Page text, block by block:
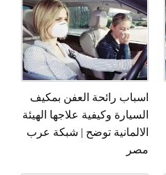
اسباب رائحة العفن بمكيف
السيارة وكيفية علاجها الهيئة
الالمانية توضح | شبكة عرب
مصر